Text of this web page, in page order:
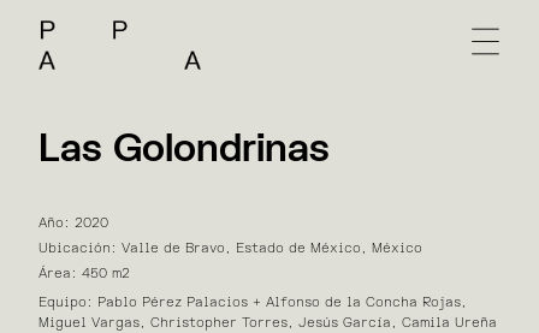
Las Golondrinas
Año: 2020
Ubicación: Valle de Bravo, Estado de México, México
Área: 450 m2
Equipo: Pablo Pérez Palacios + Alfonso de la Concha Rojas,
Miguel Vargas, Christopher Torres, Jesús García, Camila Ureña